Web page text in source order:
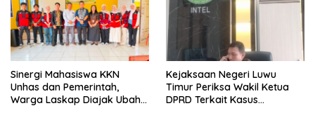
Sinergi Mahasiswa KKN
Unhas dan Pemerintah,
Warga Laskap Diajak Ubah
Kejaksaan Negeri Luwu
Timur Periksa Wakil Ketua
DPRD Terkait Kasus